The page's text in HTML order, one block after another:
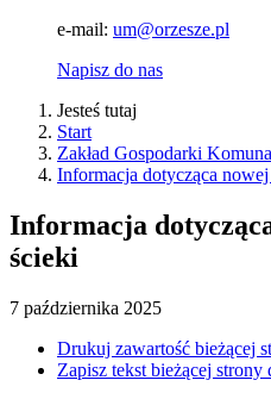
e-mail: um@orzesze.pl
Napisz do nas
Jesteś tutaj
Start
Zakład Gospodarki
Informacja dotycząca
Informacja
ścieki
7 października 2025
Drukuj zawartość bieżącej
Zapisz tekst bieżącej strony